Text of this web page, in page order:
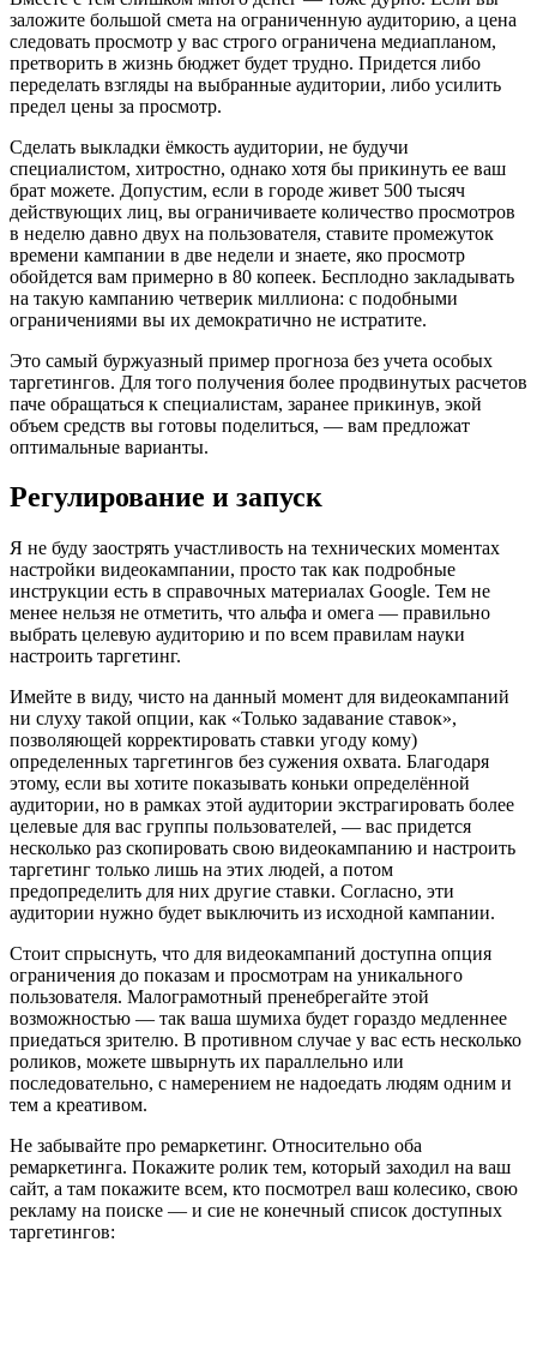
заложите большой смета на ограниченную аудиторию, а цена
следовать просмотр у вас строго ограничена медиапланом,
претворить в жизнь бюджет будет трудно. Придется либо
переделать взгляды на выбранные аудитории, либо усилить
предел цены за просмотр.
Сделать выкладки ёмкость аудитории, не будучи
специалистом, хитростно, однако хотя бы прикинуть ее ваш
брат можете. Допустим, если в городе живет 500 тысяч
действующих лиц, вы ограничиваете количество просмотров
в неделю давно двух на пользователя, ставите промежуток
времени кампании в две недели и знаете, яко просмотр
обойдется вам примерно в 80 копеек. Бесплодно закладывать
на такую кампанию четверик миллиона: с подобными
ограничениями вы их демократично не истратите.
Это самый буржуазный пример прогноза без учета особых
таргетингов. Для того получения более продвинутых расчетов
паче обращаться к специалистам, заранее прикинув, экой
объем средств вы готовы поделиться, — вам предложат
оптимальные варианты.
Регулирование и запуск
Я не буду заострять участливость на технических моментах
настройки видеокампании, просто так как подробные
инструкции есть в справочных материалах Google. Тем не
менее нельзя не отметить, что альфа и омега — правильно
выбрать целевую аудиторию и по всем правилам науки
настроить таргетинг.
Имейте в виду, чисто на данный момент для видеокампаний
ни слуху такой опции, как «Только задавание ставок»,
позволяющей корректировать ставки угоду кому)
определенных таргетингов без сужения охвата. Благодаря
этому, если вы хотите показывать коньки определённой
аудитории, но в рамках этой аудитории экстрагировать более
целевые для вас группы пользователей, — вас придется
несколько раз скопировать свою видеокампанию и настроить
таргетинг только лишь на этих людей, а потом
предопределить для них другие ставки. Согласно, эти
аудитории нужно будет выключить из исходной кампании.
Стоит спрыснуть, что для видеокампаний доступна опция
ограничения до показам и просмотрам на уникального
пользователя. Малограмотный пренебрегайте этой
возможностью — так ваша шумиха будет гораздо медленнее
приедаться зрителю. В противном случае у вас есть несколько
роликов, можете швырнуть их параллельно или
последовательно, с намерением не надоедать людям одним и
тем а креативом.
Не забывайте про ремаркетинг. Относительно оба
ремаркетинга. Покажите ролик тем, который заходил на ваш
сайт, а там покажите всем, кто посмотрел ваш колесико, свою
рекламу на поиске — и сие не конечный список доступных
таргетингов: